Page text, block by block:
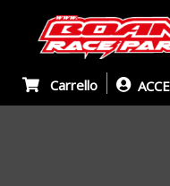
Carrello